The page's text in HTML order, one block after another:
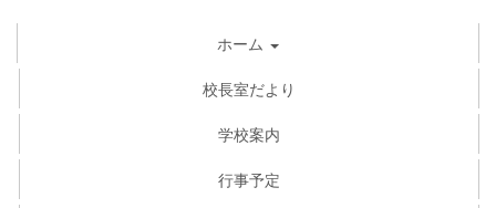
ホーム
校長室だより
学校案内
行事予定